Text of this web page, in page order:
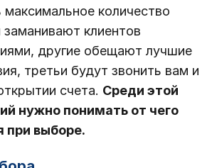
максимальное количество
клиентов
другие обещают лучшие
третьи будут звонить вам и
счета. Среди этой
нужно понимать от чего
при выборе.